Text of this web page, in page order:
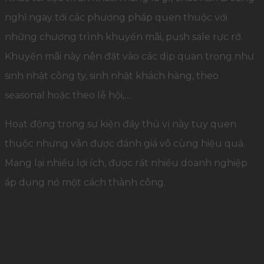
nghĩ ngay tới các phương pháp quen thuộc với
những chương trình khuyến mãi, push sale rực rỡ.
Khuyến mãi này nên đặt vào các dịp quan trọng như
sinh nhật công ty, sinh nhật khách hàng, theo
seasonal hoặc theo lễ hội,…
Hoạt động trong sự kiện đầy thú vị này tuy quen
thuộc nhưng vẫn được đánh giá vô cùng hiệu quả.
Mang lại nhiều lợi ích, được rất nhiều doanh nghiệp
áp dụng nó một cách thành công.